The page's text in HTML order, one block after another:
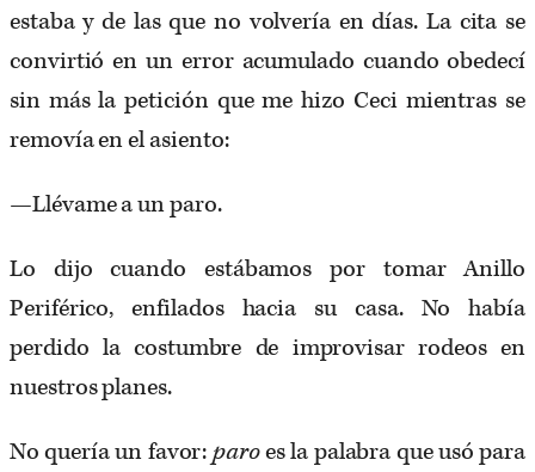
estaba y de las que no volvería en días. La cita se
convirtió en un error acumulado cuando obedecí
sin más la petición que me hizo Ceci mientras se
removía en el asiento:
—Llévame a un paro.
Lo dijo cuando estábamos por tomar Anillo
Periférico, enfilados hacia su casa. No había
perdido la costumbre de improvisar rodeos en
nuestros planes.
No quería un favor:paroes la palabra que usó para